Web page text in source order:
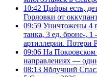
10:42 Цифры есть,
Горловки от
09:59 Уничтожены 4
танка, 3 ед. броне-, 1
артиллерии. Потери
09:06 На Покровском
направлениях —
08:13 Яблучний Спас: